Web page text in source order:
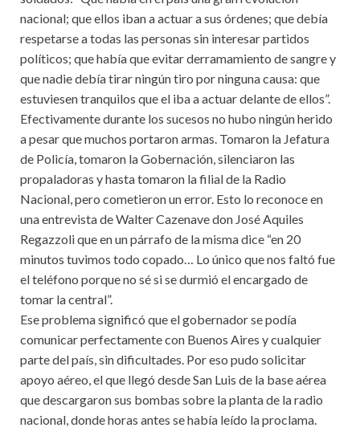
nacional; que ellos iban a actuar a sus órdenes; que debía
respetarse a todas las personas sin interesar partidos
políticos; que había que evitar derramamiento de sangre y
que nadie debía tirar ningún tiro por ninguna causa: que
estuviesen tranquilos que el iba a actuar delante de ellos”.
Efectivamente durante los sucesos no hubo ningún herido
a pesar que muchos portaron armas. Tomaron la Jefatura
de Policía, tomaron la Gobernación, silenciaron las
propaladoras y hasta tomaron la filial de la Radio
Nacional, pero cometieron un error. Esto lo reconoce en
una entrevista de Walter Cazenave don José Aquiles
Regazzoli que en un párrafo de la misma dice “en 20
minutos tuvimos todo copado… Lo único que nos faltó fue
el teléfono porque no sé si se durmió el encargado de
tomar la central”.
Ese problema significó que el gobernador se podía
comunicar perfectamente con Buenos Aires y cualquier
parte del país, sin dificultades. Por eso pudo solicitar
apoyo aéreo, el que llegó desde San Luis de la base aérea
que descargaron sus bombas sobre la planta de la radio
nacional, donde horas antes se había leído la proclama.